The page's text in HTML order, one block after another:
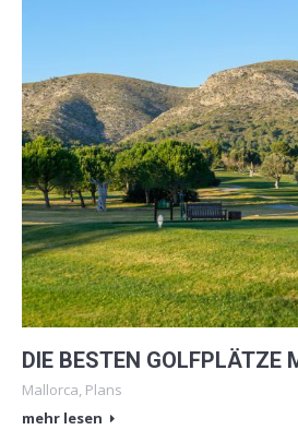
DIE BESTEN GOLFPLÄTZE
Mallorca, Plans
mehr lesen